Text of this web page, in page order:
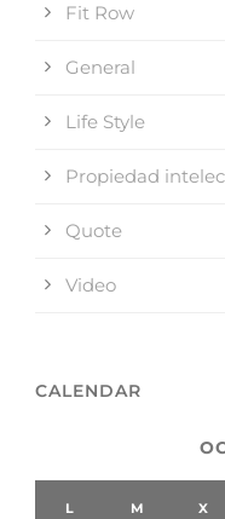
Fit Row
General
Life Style
Propiedad
Quote
Video
CALENDAR
L M X